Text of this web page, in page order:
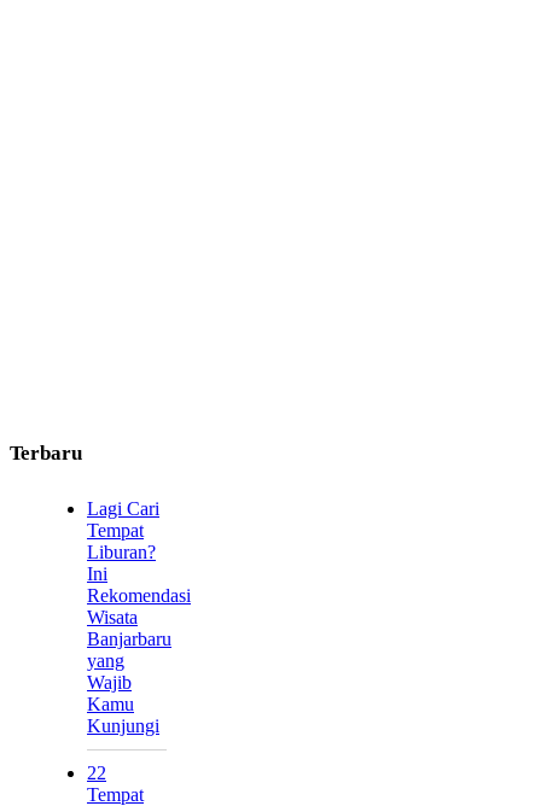
Terbaru
Lagi Cari
Tempat
Liburan?
Ini
Rekomendasi
Wisata
Banjarbaru
yang
Wajib
Kamu
Kunjungi
22
Tempat